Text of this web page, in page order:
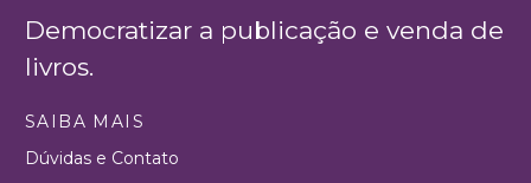
Democratizar a publicação e venda de
livros.
SAIBA MAIS
Dúvidas e Contato